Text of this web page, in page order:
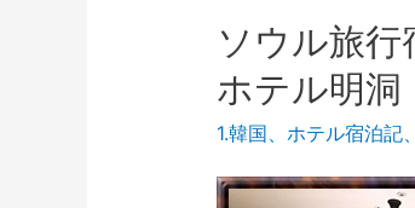
ソウル旅
ホテル明洞
1.韓国、 ホテル宿泊記、